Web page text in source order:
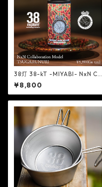
38灯 38-kT -MIYABI- NxN Co
llaboration Model TSUGARU
NURI - NextNatural
¥8,800